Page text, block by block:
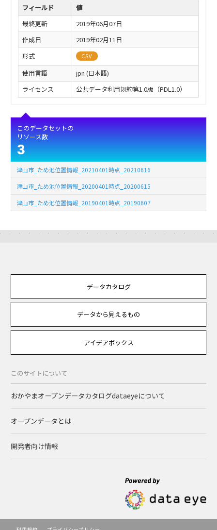
フィールド
値
最終更新
2019年06月07日
作成日
2019年02月11日
形式
CSV
使用言語
jpn (日本語)
ライセンス
公共データ利用規約第1.0版（PDL1.0）
このデータセットの
リソース数
3
津山市_ため池位置情報_20210401時点_20210616
津山市_ため池位置情報_20200401時点_20200615
津山市_ため池位置情報_20190401時点_20190607
データカタログ
データから見えるもの
アイデアボックス
このサイトについて
おかやまオープンデータカタログdataeyeについて
オープンデータとは
開発者向け情報